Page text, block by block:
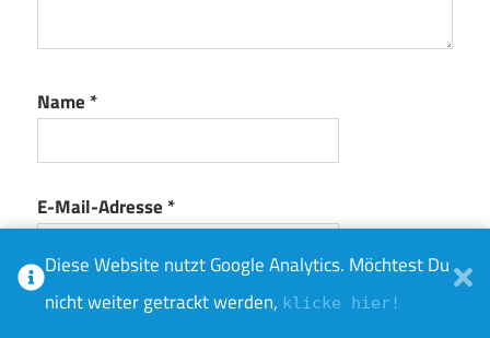
Name *
E-Mail-Adresse *
Website
Diese Website nutzt Google Analytics. Möchtest Du
nicht weiter getrackt werden, klicke hier!